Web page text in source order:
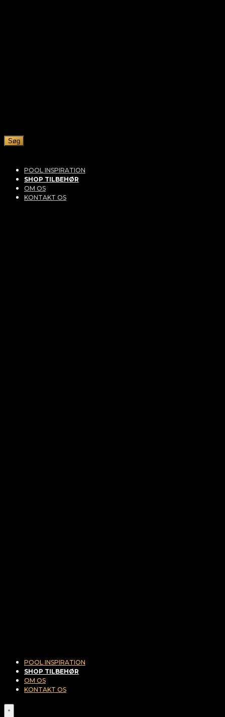
Søg
POOL INSPIRATION
SHOP TILBEHØR
OM OS
KONTAKT OS
POOL INSPIRATION
SHOP TILBEHØR
OM OS
KONTAKT OS